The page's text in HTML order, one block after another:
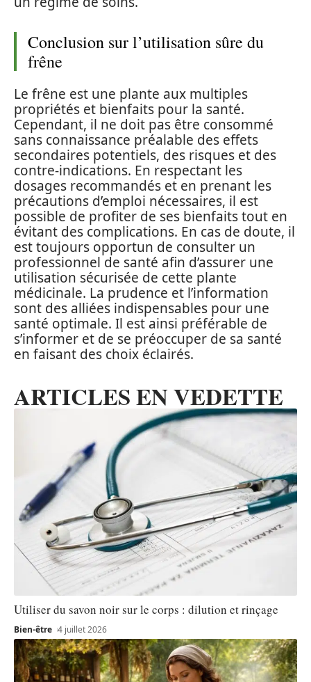
Conclusion sur l’utilisation sûre du
frêne
Le frêne est une plante aux multiples
propriétés et bienfaits pour la santé.
Cependant, il ne doit pas être consommé
sans connaissance préalable des effets
secondaires potentiels, des risques et des
contre-indications. En respectant les
dosages recommandés et en prenant les
précautions d’emploi nécessaires, il est
possible de profiter de ses bienfaits tout en
évitant des complications. En cas de doute, il
est toujours opportun de consulter un
professionnel de santé afin d’assurer une
utilisation sécurisée de cette plante
médicinale. La prudence et l’information
sont des alliées indispensables pour une
santé optimale. Il est ainsi préférable de
s’informer et de se préoccuper de sa santé
en faisant des choix éclairés.
ARTICLES EN VEDETTE
Utiliser du savon noir sur le corps : dilution et rinçage
Bien-être 4 juillet 2026